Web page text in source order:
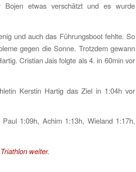
etwas verschätzt und es wurde
und auch das Führungsboot fehlte. So
gegen die Sonne. Trotzdem gewann
Cristian Jais folgte als 4. in 60min vor
Kerstin Hartig das Ziel in 1:04h vor
1:09h, Achim 1:13h, Wieland 1:17h,
weiter.